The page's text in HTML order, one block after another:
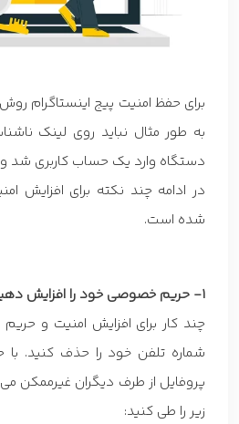
برای حفظ امنیت پیج اینستاگرام
به طور مثال نباید روی لینک
دستگاه وارد یک حساب کاربری شد
در ادامه چند نکته برای افزایش
شده است.
1- حریم خصوصی خود را افزایش دهید
چند کار برای افزایش امنیت و
شماره تلفن خود را حذف کنید.
پروفایل از طرف دیگران غیرممکن
زیر را طی کنید: